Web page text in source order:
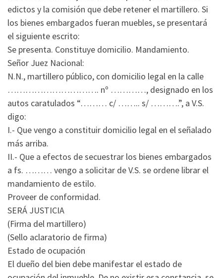
edictos y la comisión que debe retener el martillero. Si
los bienes embargados fueran muebles, se presentará
el siguiente escrito:
Se presenta. Constituye domicilio. Mandamiento.
Señor Juez Nacional:
N.N., martillero público, con domicilio legal en la calle
…………………………. nº …………, designado en los
autos caratulados “……… c/ …….. s/ ……….”, a V.S.
digo:
I.- Que vengo a constituir domicilio legal en el señalado
más arriba.
II.- Que a efectos de secuestrar los bienes embargados
a fs. ……… vengo a solicitar de V.S. se ordene librar el
mandamiento de estilo.
Proveer de conformidad.
SERÁ JUSTICIA
(Firma del martillero)
(Sello aclaratorio de firma)
Estado de ocupación
El dueño del bien debe manifestar el estado de